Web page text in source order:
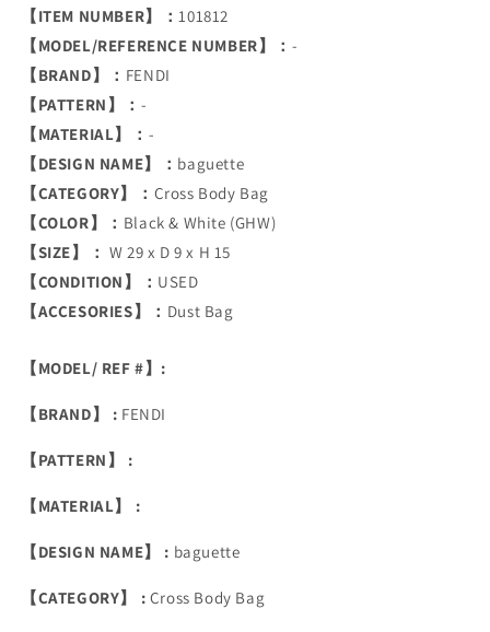
【ITEM NUMBER】：101812
【MODEL/REFERENCE NUMBER】： -
【BRAND】： FENDI
【PATTERN】： -
【MATERIAL】： -
【DESIGN NAME】： baguette
【CATEGORY】： Cross Body Bag
【COLOR】： Black & White (GHW)
【SIZE】： W 29 x D 9 x H 15
【CONDITION】： USED
【ACCESORIES】： Dust Bag
【MODEL/ REF #】:
【BRAND】 : FENDI
【PATTERN】 :
【MATERIAL】 :
【DESIGN NAME】 : baguette
【CATEGORY】 : Cross Body Bag